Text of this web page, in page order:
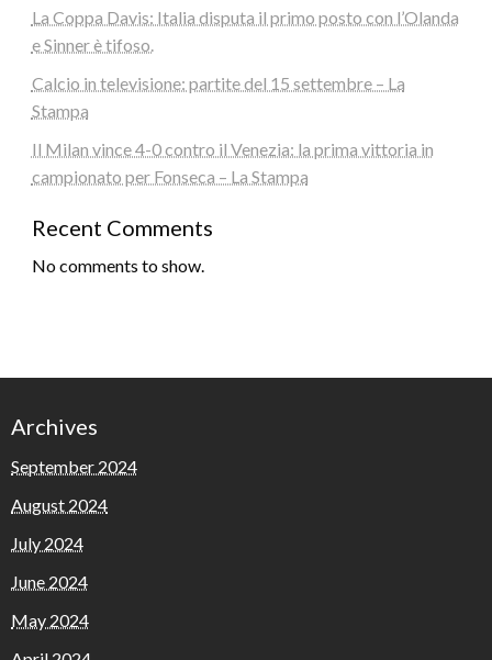
La Coppa Davis: Italia disputa il primo posto con l’Olanda
e Sinner è tifoso.
Calcio in televisione: partite del 15 settembre – La
Stampa
Il Milan vince 4-0 contro il Venezia: la prima vittoria in
campionato per Fonseca – La Stampa
Recent Comments
No comments to show.
Archives
September 2024
August 2024
July 2024
June 2024
May 2024